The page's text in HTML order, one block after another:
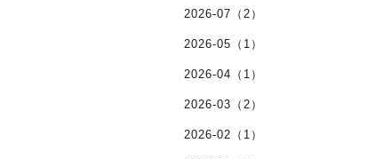
2026-07（2）
2026-05（1）
2026-04（1）
2026-03（2）
2026-02（1）